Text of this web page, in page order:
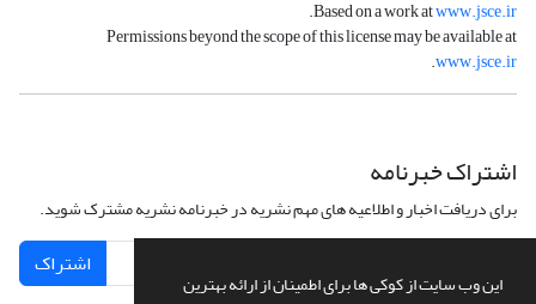
این وب سایت از کوکی ها برای اطمینان از ارائه بهترین
Based on a work atwww.jsce.ir
.
Permissions beyond the scope of this license may be available at
www.jsce.ir
.
اشتراک خبرنامه
برای دریافت اخبار و اطلاعیه های مهم نشریه در خبرنامه نشریه مشترک شوید.
اشتراک